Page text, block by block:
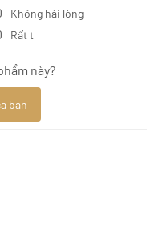
Không hài lòng
Rất t
này?
bạn